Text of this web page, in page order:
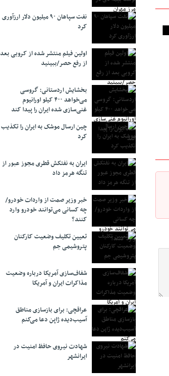
نفت سپاهان ۹۰ میلیون دلار ارزآوری
کرد
اولین فیلم منتشر شده از کروبی بعد
از رفع حصر/ببینید
بخشایش اردستانی: گروسی
می‌خواهد ۴۰۰ کیلو اورانیوم
غنی‌سازی شده ایران را پیدا کند
چین ارسال موشک به ایران را تکذیب
کرد
ایران به نفتکش قطری مجوز عبور از
تنگه هرمز داد
خبر وزیر صمت از واردات خودرو/
چه کسانی می‌توانند خودرو وارد
کنند؟
تعیین تکلیف وضعیت کارکنان
پتروشیمی جم
شفاف‌سازی آمریکا درباره وضعیت
مذاکرات ایران و آمریکا
عراقچی: برای بازسازی مناطق
آسیب‌دیده ژاپن دعا می‌کنم
شهادت نیروی حافظ امنیت در
ایرانشهر